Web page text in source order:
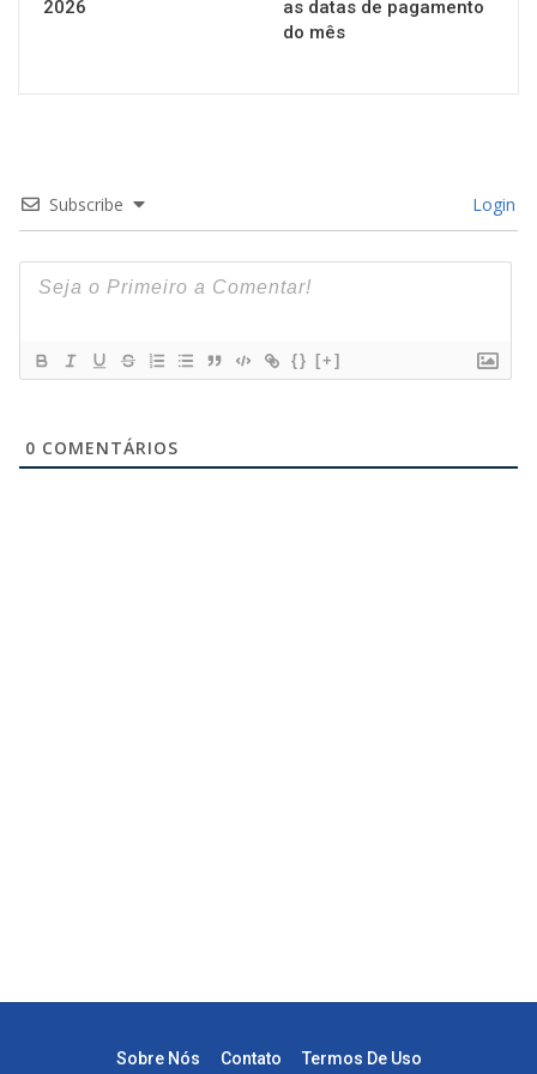
2026
as datas de pagamento
do mês
Subscribe Login
{} [+]
0 COMENTÁRIOS
Sobre Nós Contato Termos De Uso